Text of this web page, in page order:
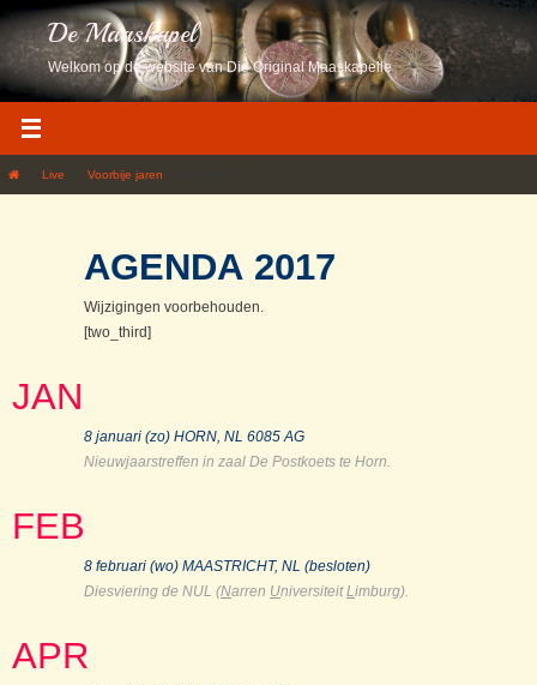
inhoud
De Maaskapel
Welkom op de website van Die Original Maaskapelle
HomeLive Voorbije jaren
AGENDA 2017
Wijzigingen voorbehouden.
[two_third]
JAN
8 januari (zo) HORN, NL 6085 AG
Nieuwjaarstreffen in zaal De Postkoets te Horn.
FEB
8 februari (wo) MAASTRICHT, NL (besloten)
Diesviering de NUL (Narren UniversiteitLimburg).
APR